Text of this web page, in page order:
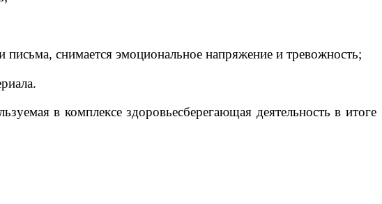
снимается эмоциональное напряжение и тревожность;
в комплексе здоровьесберегающая деятельность в итоге